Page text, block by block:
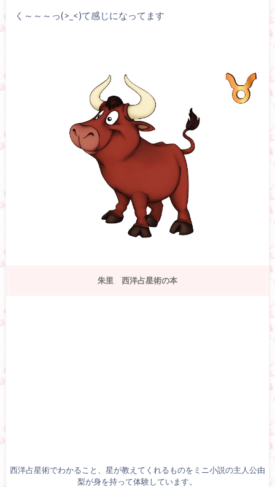
く～～～っ(>_<)て感じになってます
朱里 西洋占星術の本
西洋占星術でわかること、星が教えてくれるものをミニ小説の主人公由
梨が身を持って体験しています。